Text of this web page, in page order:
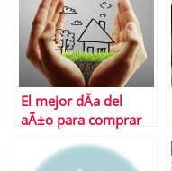
El mejor dÃ­a del
aÃ±o para comprar